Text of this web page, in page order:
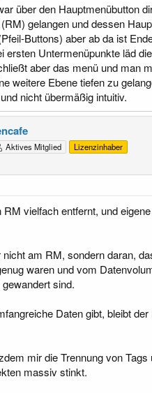
über den Hauptmenübutton
gelangen und dessen
Buttons) aber ab da ist
ersten Untermenüpunkte läd
aber das menü und man
weitere Ebene tiefen zu
nicht übermäßig intuitiv.
Aktives Mitglied Lizenzinhaber
RM vielfach entfernt, und
nicht am RM, sondern daran,
waren und vom
sind.
Daten gibt, bleibt
mir die Trennung von
massiv stinkt.